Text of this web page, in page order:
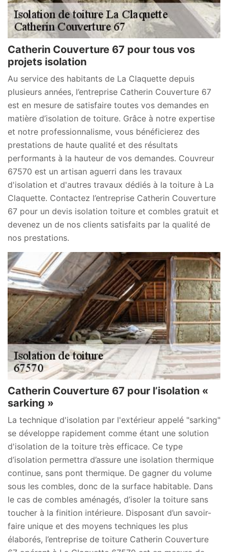
Catherin Couverture 67 pour tous vos
projets isolation
Au service des habitants de La Claquette depuis
plusieurs années, l’entreprise Catherin Couverture 67
est en mesure de satisfaire toutes vos demandes en
matière d’isolation de toiture. Grâce à notre expertise
et notre professionnalisme, vous bénéficierez des
prestations de haute qualité et des résultats
performants à la hauteur de vos demandes. Couvreur
67570 est un artisan aguerri dans les travaux
d'isolation et d'autres travaux dédiés à la toiture à La
Claquette. Contactez l’entreprise Catherin Couverture
67 pour un devis isolation toiture et combles gratuit et
devenez un de nos clients satisfaits par la qualité de
nos prestations.
Catherin Couverture 67 pour l’isolation «
sarking »
La technique d'isolation par l'extérieur appelé "sarking"
se développe rapidement comme étant une solution
d'isolation de la toiture très efficace. Ce type
d’isolation permettra d’assure une isolation thermique
continue, sans pont thermique. De gagner du volume
sous les combles, donc de la surface habitable. Dans
le cas de combles aménagés, d’isoler la toiture sans
toucher à la finition intérieure. Disposant d’un savoir-
faire unique et des moyens techniques les plus
élaborés, l’entreprise de toiture Catherin Couverture